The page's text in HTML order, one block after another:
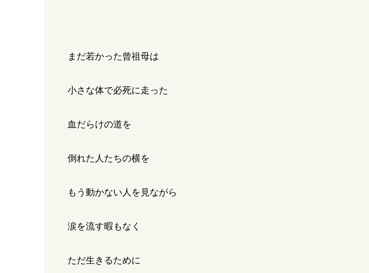
まだ若かった曾祖母は
小さな体で必死に走った
血だらけの道を
倒れた人たちの横を
もう動かない人を見ながら
涙を流す暇もなく
ただ生きるために